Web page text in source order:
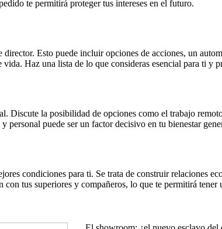
te permitirá proteger tus intereses en el futuro.
Esto puede incluir opciones de acciones, un
Haz una lista de lo que consideras esencial para ti y
la posibilidad de opciones como el trabajo
puede ser un factor decisivo en tu bienestar
condiciones para ti. Se trata de construir relaciones
tus superiores y compañeros, lo que te permitirá